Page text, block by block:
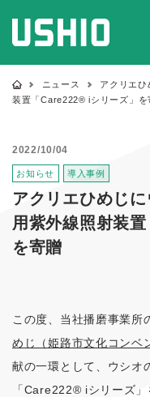
ニュース
アクリエ
装置「Care222® iシリーズ」を
2022/10/04
お知らせ 導入事例
アクリエひめじ
用紫外線照射装
を寄贈
この度、当社播磨事業所
めじ（姫路市文化コンベ
献の一環として、ウシオ
「Care222® iシリーズ